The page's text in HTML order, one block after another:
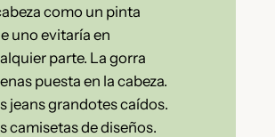
como un pinta
uno evitaría en
parte. La gorra
puesta en la cabeza.
jeans grandotes caídos.
camisetas de diseños.